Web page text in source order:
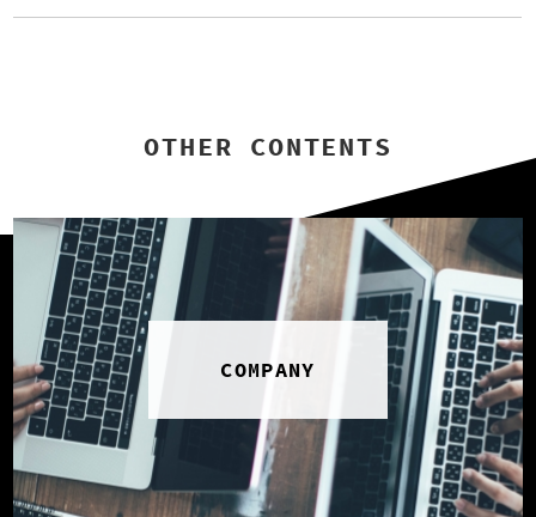
OTHER CONTENTS
COMPANY